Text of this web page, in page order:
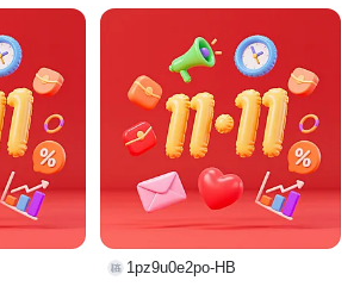
1pz9u0e2po-HB